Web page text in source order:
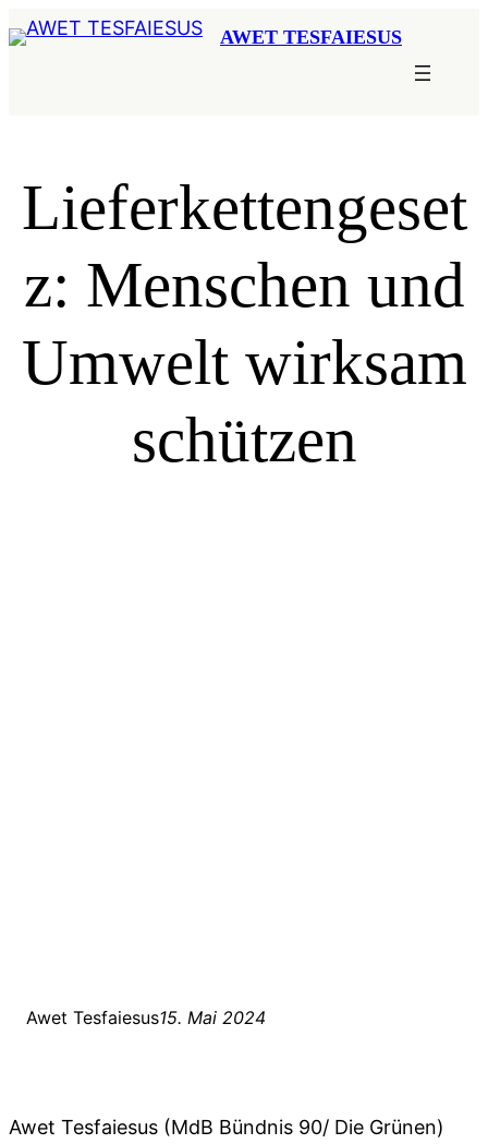
Zum
Inhalt
AWET TESFAIESUS
Lieferkettengeset
z: Menschen und
Umwelt wirksam
schützen
Awet Tesfaiesus15. Mai 2024
Awet Tesfaiesus (MdB Bündnis 90/ Die Grünen)